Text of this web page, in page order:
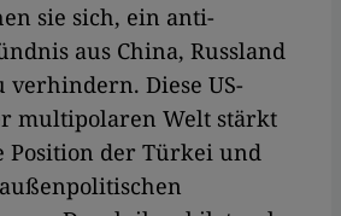
sie sich, ein anti-
aus China, Russland
Diese US-
multipolaren Welt stärkt
Position der Türkei und